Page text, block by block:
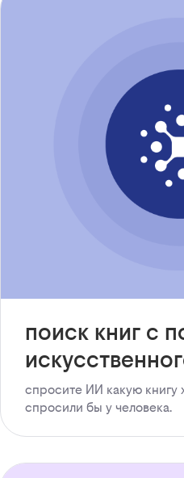
поиск книг с
спросите ИИ какую книгу
спросили бы у человека.